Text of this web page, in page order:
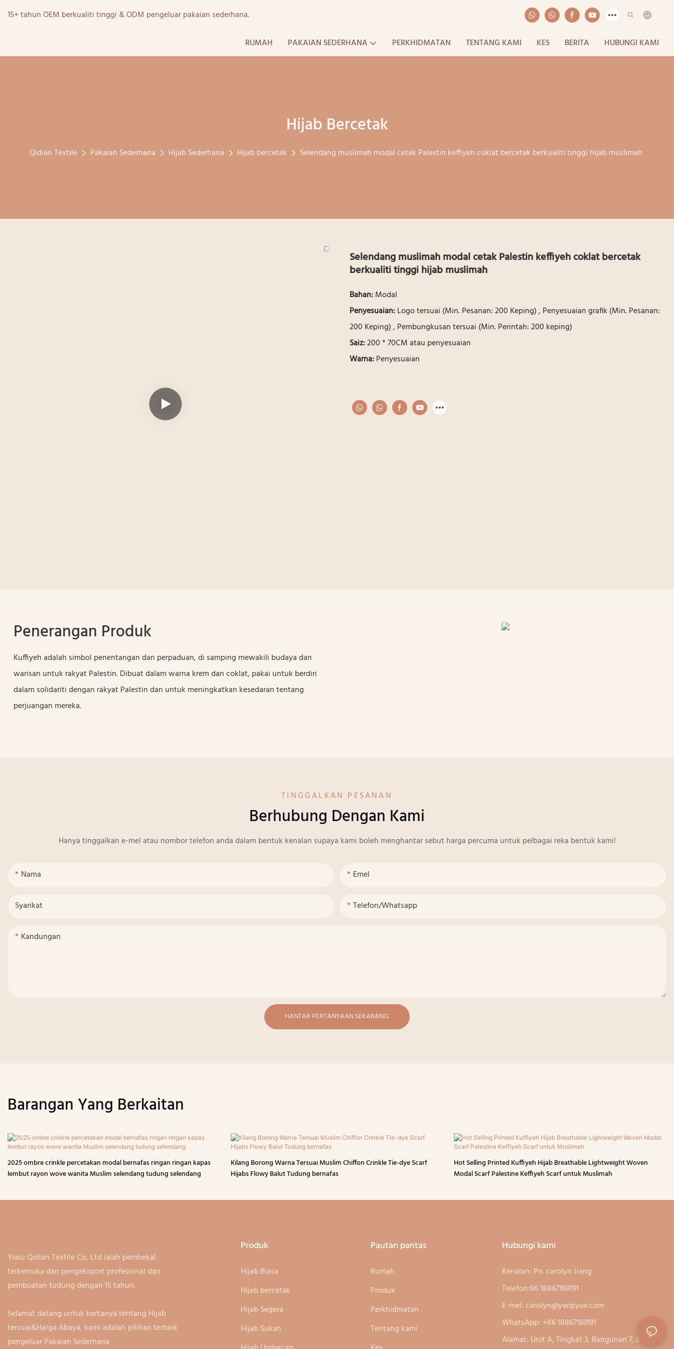
15+ tahun OEM berkualiti tinggi & ODM pengeluar pakaian sederhana.
RUMAH PAKAIAN SEDERHANA PERKHIDMATAN TENTANG KAMI KES BERITA HUBUNGI KAMI
Hijab Bercetak
Qidian Textile Pakaian Sederhana Hijab Sederhana Hijab bercetak Selendang muslimah modal cetak Palestin keffiyeh coklat bercetak berkualiti tinggi hijab muslimah
Selendang muslimah modal cetak Palestin keffiyeh coklat bercetak
berkualiti tinggi hijab muslimah
Bahan:Modal
Penyesuaian:Logo tersuai (Min. Pesanan: 200 Keping) , Penyesuaian grafik (Min. Pesanan:
200 Keping) , Pembungkusan tersuai (Min. Perintah: 200 keping)
Saiz:200 * 70CM atau penyesuaian
Warna:Penyesuaian
Penerangan Produk
Kuffiyeh adalah simbol penentangan dan perpaduan, di samping mewakili budaya dan
warisan untuk rakyat Palestin. Dibuat dalam warna krem ​​dan coklat, pakai untuk berdiri
dalam solidariti dengan rakyat Palestin dan untuk meningkatkan kesedaran tentang
perjuangan mereka.
TINGGALKAN PESANAN
Berhubung Dengan Kami
Hanya tinggalkan e-mel atau nombor telefon anda dalam bentuk kenalan supaya kami boleh menghantar sebut harga percuma untuk pelbagai reka bentuk kami!
Nama Emel
Syarikat Telefon/whatsapp
Kandungan
HANTAR PERTANYAAN SEKARANG.
Barangan Yang Berkaitan
2025 ombre crinkle percetakan modal bernafas ringan ringan kapas
lembut rayon wove wanita Muslim selendang tudung selendang
Kilang Borong Warna Tersuai Muslim Chiffon Crinkle Tie-dye Scarf
Hijabs Flowy Balut Tudung bernafas
Hot Selling Printed Kuffiyeh Hijab Breathable Lightweight Woven
Modal Scarf Palestine Keffiyeh Scarf untuk Muslimah
Yiwu Qidian Textile Co, Ltd ialah pembekal
terkemuka dan pengeksport profesional dan
pembuatan tudung dengan 15 tahun.
Selamat datang untuk bertanya tentang Hijab
tersuai&Harga Abaya, kami adalah pilihan terbaik
pengeluar Pakaian Sederhana
Produk
Hijab Biasa
Hijab bercetak
Hijab Segera
Hijab Sukan
Pautan pantas
Rumah
Produk
Perkhidmatan
Tentang kami
Hubungi kami
Kenalan: Pn. carolyn Jiang
Telefon:86 18867169191
E-mel:carolyn@ywqiyue.com
WhatsApp: +86 18867169191
Alamat: Unit A, Tingkat 3, Bangunan 7, No. 333,